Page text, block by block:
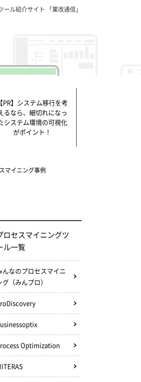
ル紹介サイト 「業改通信」
【PR】システム移行を考
るなら、細切れになっ
システム環境の可視化
がポイント！
マイニング事例
ロセスマイニングツ
ル一覧
んなのプロセスマイニ
グ（みんプロ）
Optimization